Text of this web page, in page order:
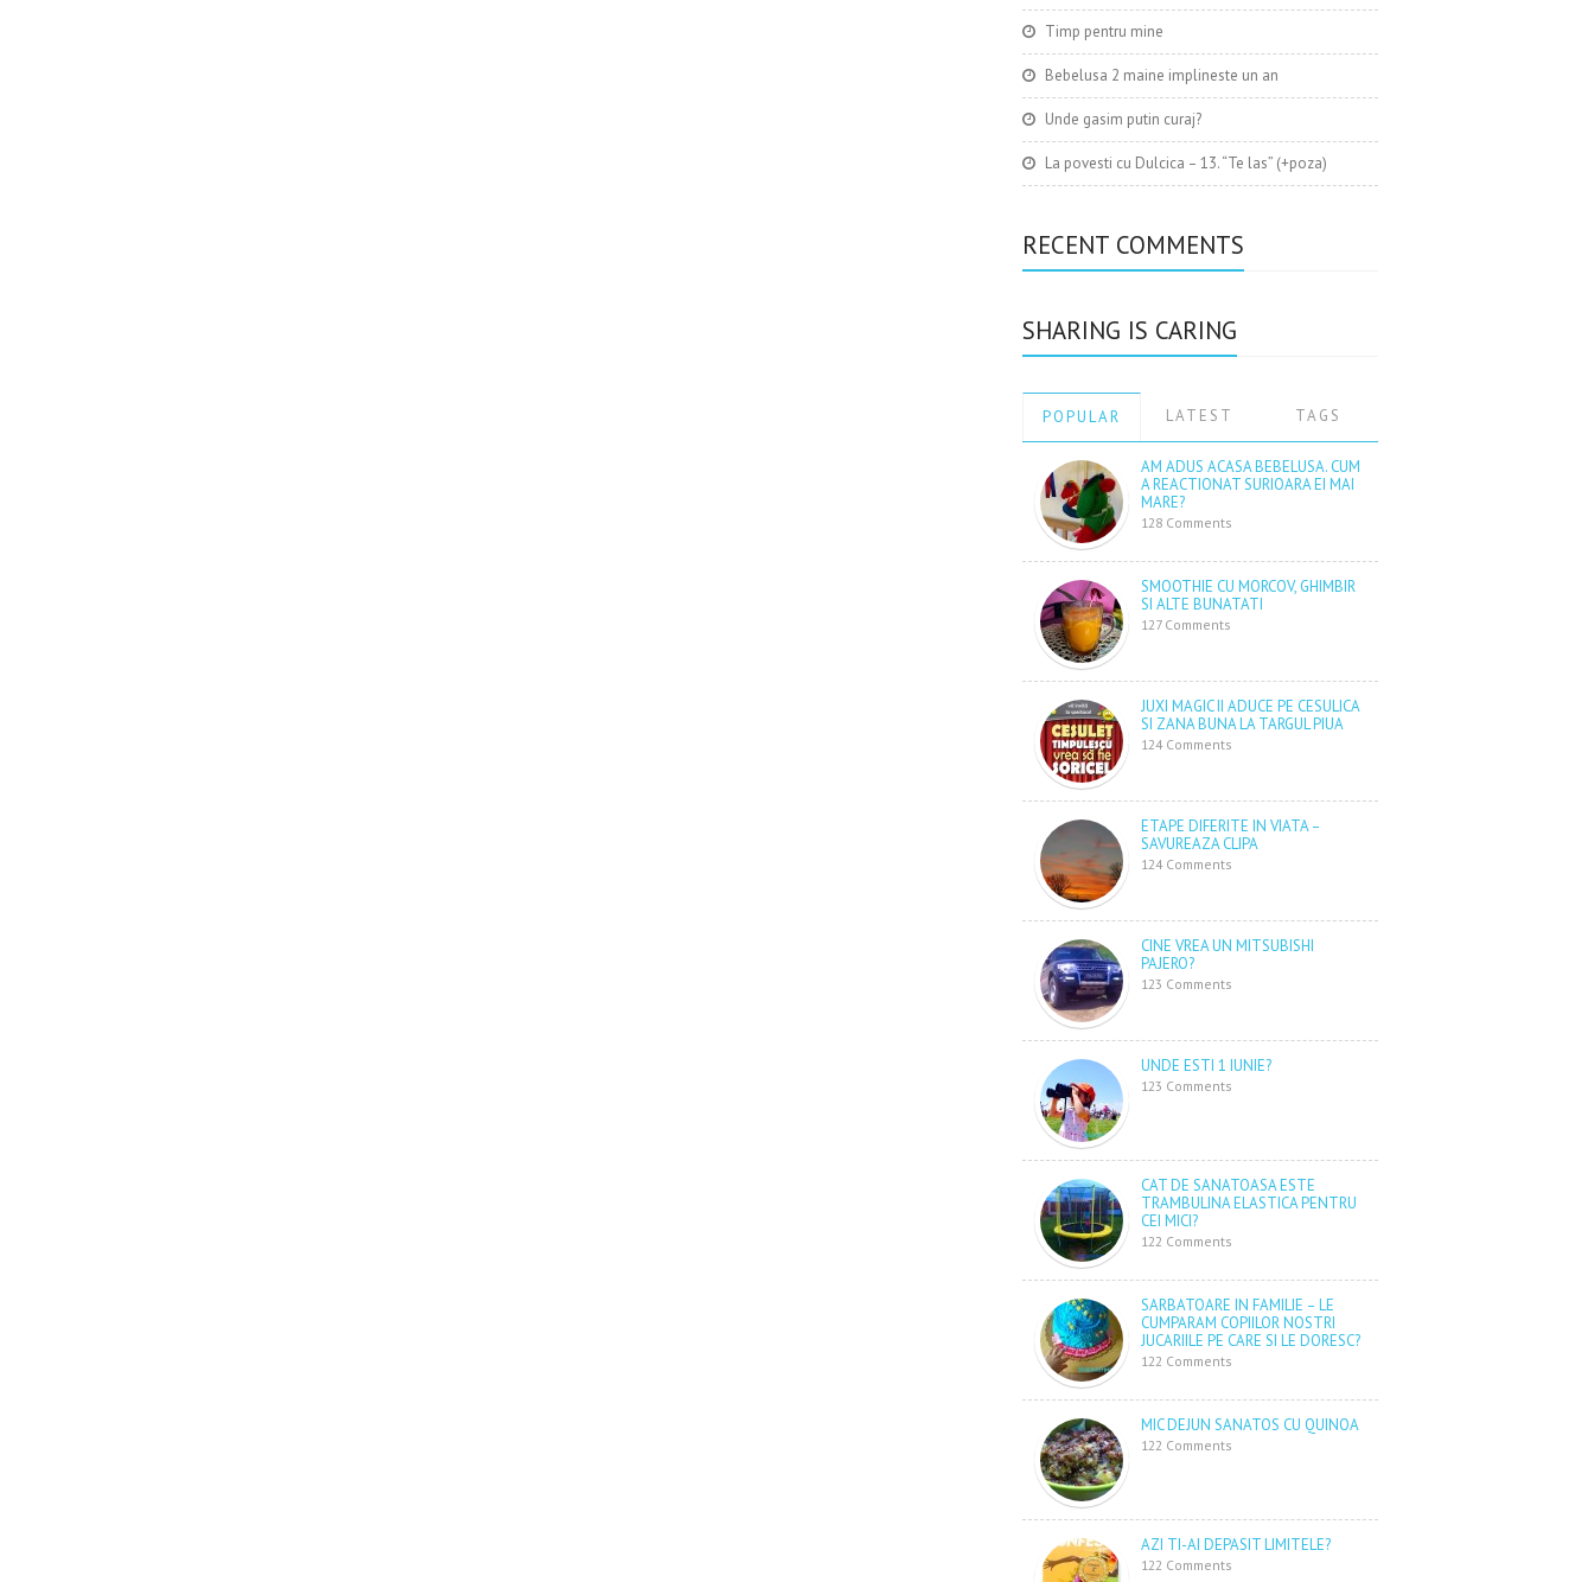
Timp pentru mine
Bebelusa 2 maine implineste un an
Unde gasim putin curaj?
La povesti cu Dulcica – 13. “Te las” (+poza)
RECENT COMMENTS
SHARING IS CARING
POPULAR LATEST TAGS
AM ADUS ACASA BEBELUSA. CUM
A REACTIONAT SURIOARA EI MAI
MARE?
128 Comments
SMOOTHIE CU MORCOV, GHIMBIR
SI ALTE BUNATATI
127 Comments
JUXI MAGIC II ADUCE PE CESULICA
SI ZANA BUNA LA TARGUL PIUA
124 Comments
ETAPE DIFERITE IN VIATA –
SAVUREAZA CLIPA
124 Comments
CINE VREA UN MITSUBISHI
PAJERO?
123 Comments
UNDE ESTI 1 IUNIE?
123 Comments
CAT DE SANATOASA ESTE
TRAMBULINA ELASTICA PENTRU
CEI MICI?
122 Comments
SARBATOARE IN FAMILIE – LE
CUMPARAM COPIILOR NOSTRI
JUCARIILE PE CARE SI LE DORESC?
122 Comments
MIC DEJUN SANATOS CU QUINOA
122 Comments
AZI TI-AI DEPASIT LIMITELE?
122 Comments